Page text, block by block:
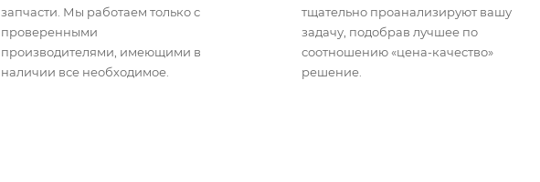
запчасти. Мы работаем только с
проверенными
производителями, имеющими в
наличии все необходимое.
тщательно проанализируют вашу
задачу, подобрав лучшее по
соотношению «цена-качество»
решение.